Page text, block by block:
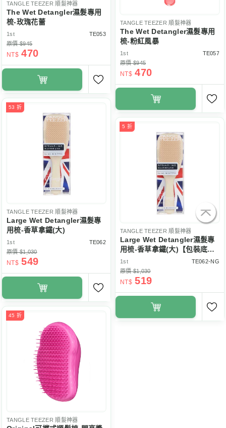
TANGLE TEEZER 順髮神器
The Wet Detangler濕髮專用
梳-玫瑰花蕾
1st
TE053
原價 $945
NT$ 470
TANGLE TEEZER 順髮神器
The Wet Detangler濕髮專用
梳-粉紅風暴
1st
TE057
原價 $945
NT$ 470
53 折
TANGLE TEEZER 順髮神器
Large Wet Detangler濕髮專
用梳-香草拿鐵(大)
1st
TE062
原價 $1,030
NT$ 549
5 折
TANGLE TEEZER 順髮神器
Large Wet Detangler濕髮專
用梳-香草拿鐵(大)【包裝底部
破洞】
1st
TE062-NG
原價 $1,030
NT$ 519
45 折
TANGLE TEEZER 順髮神器